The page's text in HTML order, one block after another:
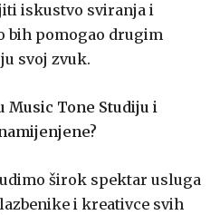
iskustvo sviranja i
bih pomogao drugim
svoj zvuk.
Music Tone Studiju i
širok spektar usluga
i kreativce svih